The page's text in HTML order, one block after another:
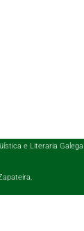
e Literaria Galega